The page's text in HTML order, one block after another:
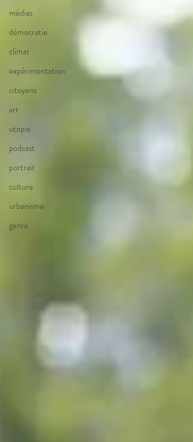
médias
démocratie
climat
expérimentation
citoyens
art
utopie
podcast
portrait
culture
urbanisme
genre